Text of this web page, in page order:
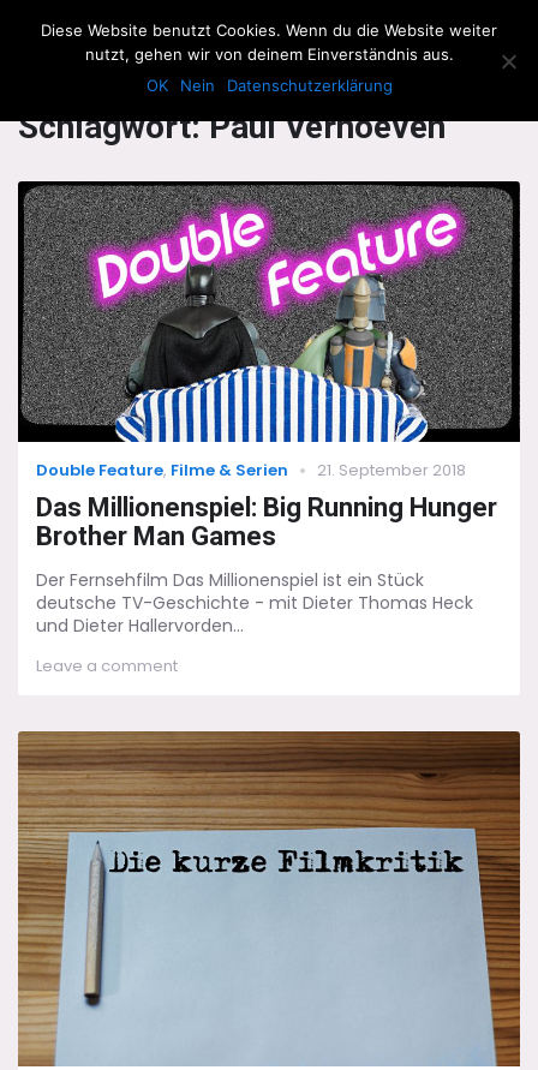
The Howling Men
Schlagwort:Paul Verhoeven
Categories
Double Feature, Filme & Serien
Posted
21. September 2018
Das Millionenspiel: Big Running Hunger
Brother Man Games
Der Fernsehfilm Das Millionenspiel ist ein Stück
deutsche TV-Geschichte - mit Dieter Thomas Heck
und Dieter Hallervorden...
Leave a commenton
Big
Running
Hunger
Brother
Man
Games
Diese Website benutzt Cookies. Wenn du die Website weiter
nutzt, gehen wir von deinem Einverständnis aus.
OK
Nein Datenschutzerklärung